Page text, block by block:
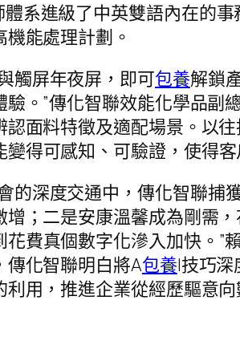
系進級了中英雙語內在的
能處理計劃。
觸屏年夜屏，即可包養解鎖
。”傳化智聯效能化學品
面料特徵及適配場景。以
變得可感知、可驗證，使得
的深度交通中，傳化智聯捕
；二是安康溫馨成為剛需
花費真個數字化滲入加快。”
化智聯明白將A包養I技巧
用，推進企業從經歷驅意向